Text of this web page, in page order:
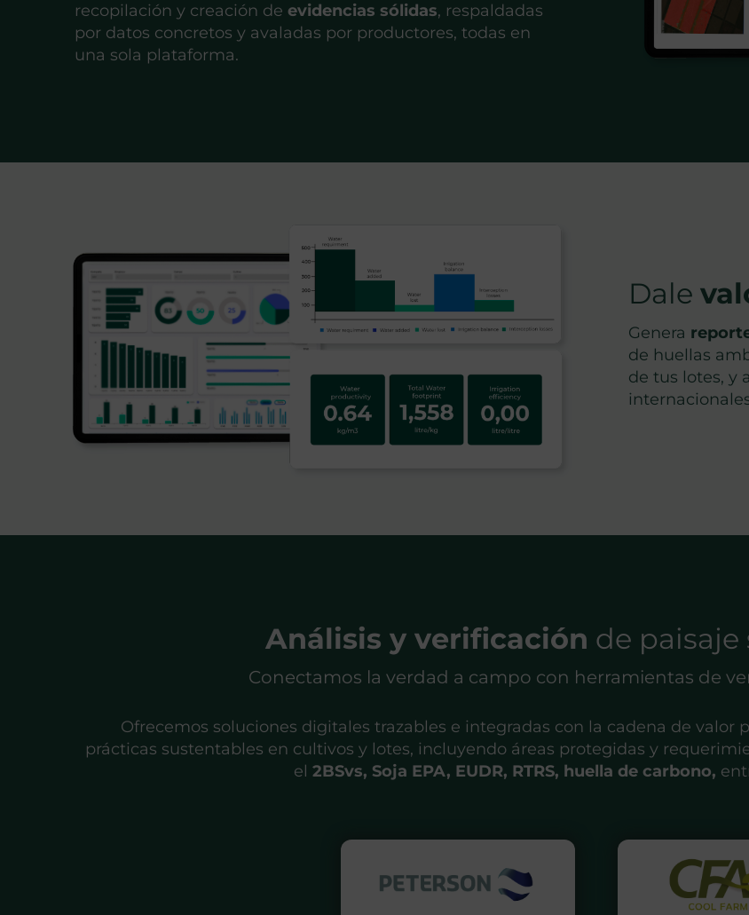
recopilación y creación de evidencias sólidas, respaldadas
por datos concretos y avaladas por productores, todas en
una sola plataforma.
Dale
Genera
de huellas
de tus lotes, y
Análisis y verificación de
Conectamos la verdad a campo con herramientas de
Ofrecemos soluciones digitales trazables e integradas con la cadena de valor
prácticas sustentables en cultivos y lotes, incluyendo áreas protegidas y
el 2BSvs, Soja EPA, EUDR, RTRS, huella de carbono,